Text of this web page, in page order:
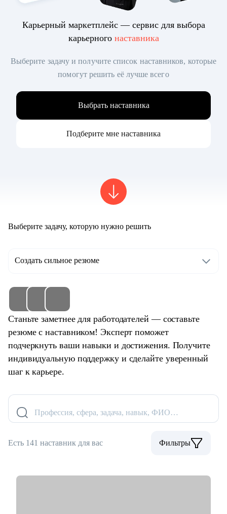
Карьерный маркетплейс — сервис для выбора
карьерного наставника
Выберите задачу и получите список наставников, которые
помогут решить её лучше всего
Выбрать наставника
Подберите мне наставника
Выберите задачу, которую нужно решить
Создать сильное резюме
Станьте заметнее для работодателей — составьте
резюме с наставником! Эксперт поможет
подчеркнуть ваши навыки и достижения. Получите
индивидуальную поддержку и сделайте уверенный
шаг к карьере.
Профессия, сфера, задача, навык, ФИО…
Есть 141 наставник для вас Фильтры